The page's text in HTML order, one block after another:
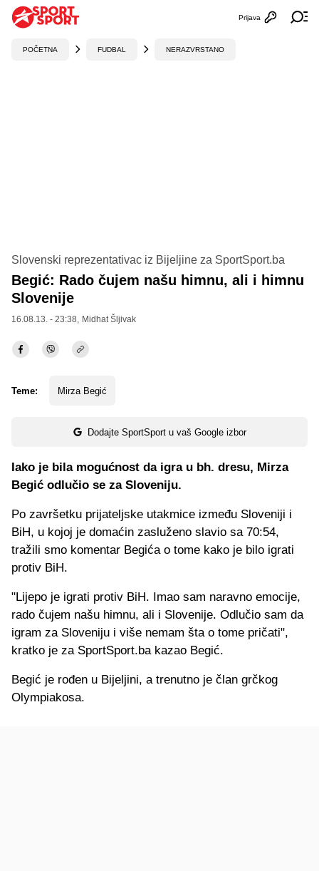
Otvori
Prijava
POČETNA FUDBAL NERAZVRSTANO
Slovenski reprezentativac iz Bijeljine za SportSport.ba
Begić: Rado čujem našu himnu, ali i himnu
Slovenije
16.08.13. - 23:38, Midhat Šljivak
Teme: Mirza Begić
Dodajte SportSport u vaš Google izbor
Iako je bila mogućnost da igra u bh. dresu, Mirza
Begić odlučio se za Sloveniju.
Po završetku prijateljske utakmice između Sloveniji i
BiH, u kojoj je domaćin zasluženo slavio sa 70:54,
tražili smo komentar Begića o tome kako je bilo igrati
protiv BiH.
"Lijepo je igrati protiv BiH. Imao sam naravno emocije,
rado čujem našu himnu, ali i Slovenije. Odlučio sam da
igram za Sloveniju i više nemam šta o tome pričati",
kratko je za SportSport.ba kazao Begić.
Begić je rođen u Bijeljini, a trenutno je član grčkog
Olympiakosa.